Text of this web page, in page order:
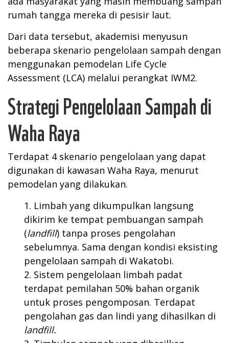
rumah tangga mereka di pesisir laut.
Dari data tersebut, akademisi menyusun
beberapa skenario pengelolaan sampah dengan
menggunakan pemodelan Life Cycle
Assessment (LCA) melalui perangkat IWM2.
Strategi Pengelolaan Sampah di
Waha Raya
Terdapat 4 skenario pengelolaan yang dapat
digunakan di kawasan Waha Raya, menurut
pemodelan yang dilakukan.
Limbah yang dikumpulkan langsung
dikirim ke tempat pembuangan sampah
(landfill) tanpa proses pengolahan
sebelumnya. Sama dengan kondisi eksisting
pengelolaan sampah di Wakatobi.
Sistem pengelolaan limbah padat
terdapat pemilahan 50% bahan organik
untuk proses pengomposan. Terdapat
pengolahan gas dan lindi yang dihasilkan di
landfill.